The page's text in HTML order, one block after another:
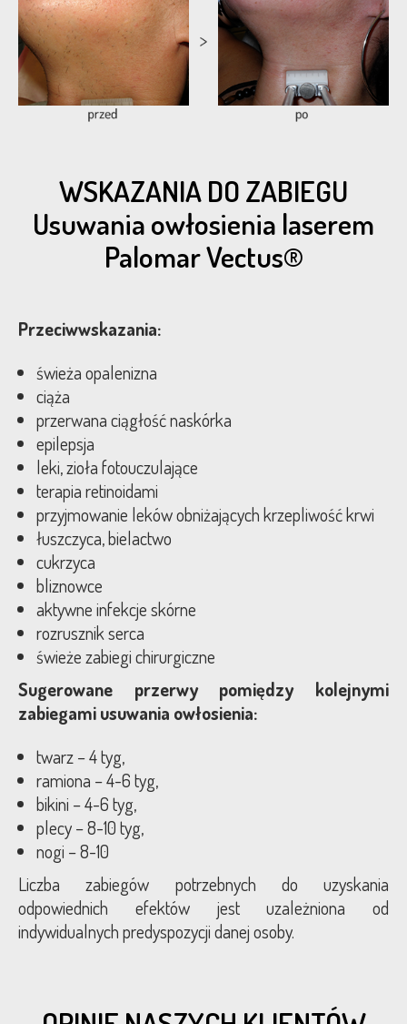
WSKAZANIA DO ZABIEGU
Usuwania owłosienia laserem
Palomar Vectus®
Przeciwwskazania:
świeża opalenizna
ciąża
przerwana ciągłość naskórka
epilepsja
leki, zioła fotouczulające
terapia retinoidami
przyjmowanie leków obniżających krzepliwość krwi
łuszczyca, bielactwo
cukrzyca
bliznowce
aktywne infekcje skórne
rozrusznik serca
świeże zabiegi chirurgiczne
Sugerowane przerwy pomiędzy kolejnymi
zabiegami usuwania owłosienia:
twarz – 4 tyg,
ramiona – 4-6 tyg,
bikini – 4-6 tyg,
plecy – 8-10 tyg,
nogi – 8-10
Liczba zabiegów potrzebnych do uzyskania
odpowiednich efektów jest uzależniona od
indywidualnych predyspozycji danej osoby.